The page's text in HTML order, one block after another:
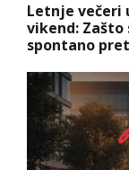
Letnje večeri
vikend: Zašto
spontano